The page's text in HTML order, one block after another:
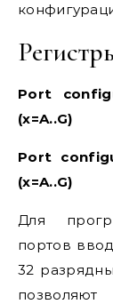
Port
(x=A..G)
Port
(x=A..G)
Для
портов
32